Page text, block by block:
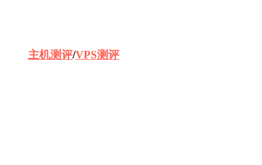
主机测评/VPS测评